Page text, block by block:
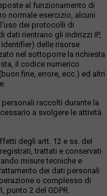
al funzionamento di
normale esercizio, alcuni
dei protocolli di
dati rientrano gli indirizzi IP,
delle risorse
nel sottoporre la richiesta
il codice numerico
fine, errore, ecc.) ed altri
personali raccolti durante la
a svolgere le attività
degli artt. 12 e ss. del
trattati e conservati
misure tecniche e
dei dati personali
o complesso di
punto 2 del GDPR.